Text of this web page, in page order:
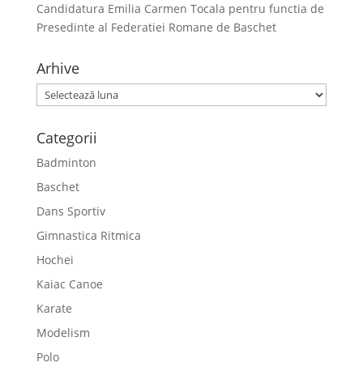
Candidatura Emilia Carmen Tocala pentru functia de
Presedinte al Federatiei Romane de Baschet
Arhive
Arhive
Categorii
Badminton
Baschet
Dans Sportiv
Gimnastica Ritmica
Hochei
Kaiac Canoe
Karate
Modelism
Polo